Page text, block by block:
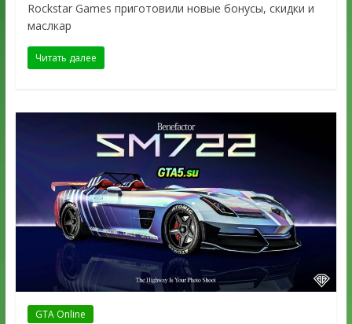
Rockstar Games приготовили новые бонусы, скидки и
маслкар
Читать далее
GTA Online